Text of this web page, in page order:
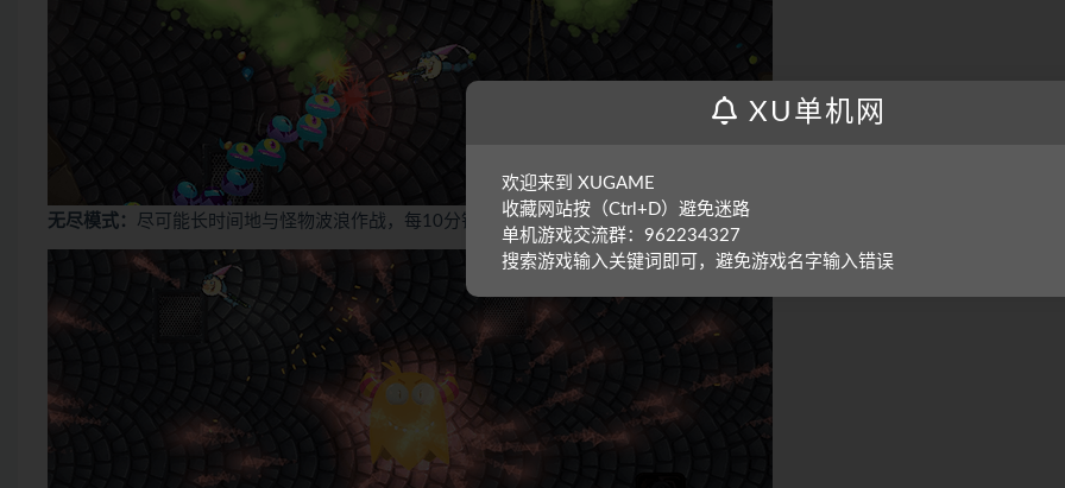
无尽模式： 尽可能长时间地与怪物波浪作战，每10分钟出现一个boss。
XU单机网
欢迎来到 XUGAME
收藏网站按（Ctrl+D）避免迷路
单机游戏交流群：962234327
搜索游戏输入关键词即可，避免游戏名字输入错误